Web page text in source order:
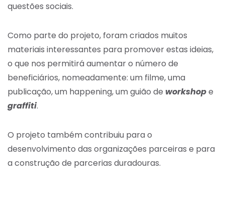
questões sociais.
Como parte do projeto, foram criados muitos
materiais interessantes para promover estas ideias,
o que nos permitirá aumentar o número de
beneficiários, nomeadamente: um filme, uma
publicação, um happening, um guião de workshope
graffiti.
O projeto também contribuiu para o
desenvolvimento das organizações parceiras e para
a construção de parcerias duradouras.